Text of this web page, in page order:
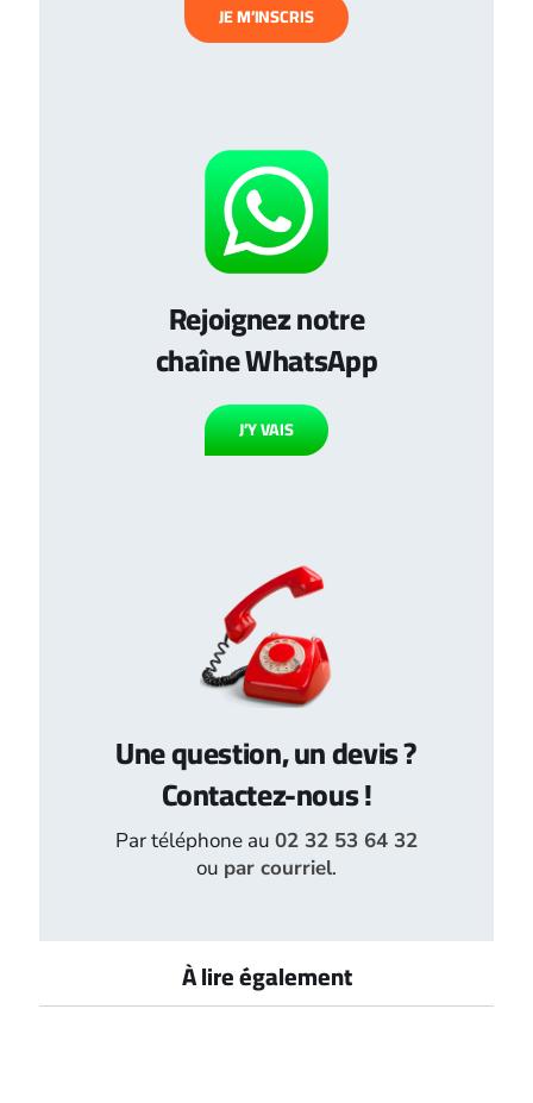
JE M’INSCRIS
Rejoignez notre
chaîne WhatsApp
J’Y VAIS
Une question, un devis ?
Contactez-nous !
Par téléphone au 02 32 53 64 32
ou par courriel.
À lire également